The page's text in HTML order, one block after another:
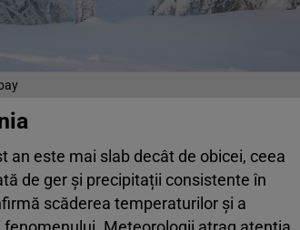
an este mai slab decât de obicei, ceea
de ger și precipitații consistente în
scăderea temperaturilor și a